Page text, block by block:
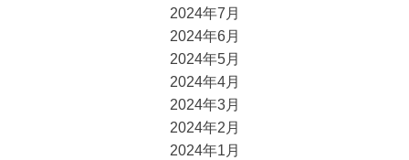
2024年7月
2024年6月
2024年5月
2024年4月
2024年3月
2024年2月
2024年1月